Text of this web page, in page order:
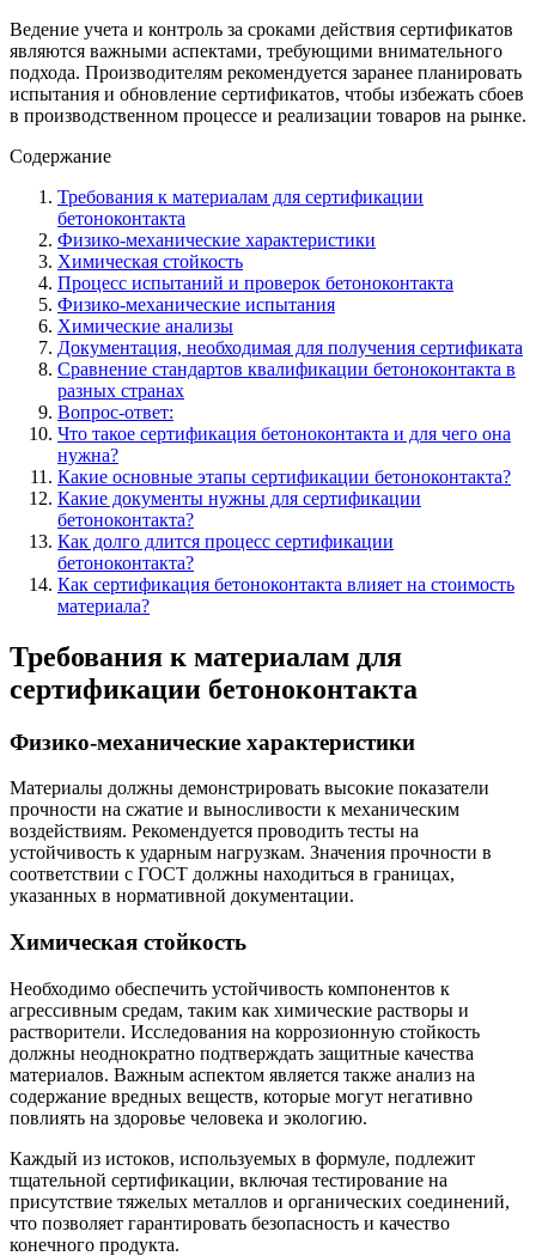
Ведение учета и контроль за сроками действия сертификатов
являются важными аспектами, требующими внимательного
подхода. Производителям рекомендуется заранее планировать
испытания и обновление сертификатов, чтобы избежать сбоев
в производственном процессе и реализации товаров на рынке.
Содержание
Требования к материалам для сертификации
бетоноконтакта
Физико-механические характеристики
Химическая стойкость
Процесс испытаний и проверок бетоноконтакта
Физико-механические испытания
Химические анализы
Документация, необходимая для получения сертификата
Сравнение стандартов квалификации бетоноконтакта в
разных странах
Вопрос-ответ:
Что такое сертификация бетоноконтакта и для чего она
нужна?
Какие основные этапы сертификации бетоноконтакта?
Какие документы нужны для сертификации
бетоноконтакта?
Как долго длится процесс сертификации
бетоноконтакта?
Как сертификация бетоноконтакта влияет на стоимость
материала?
Требования к материалам для
сертификации бетоноконтакта
Физико-механические характеристики
Материалы должны демонстрировать высокие показатели
прочности на сжатие и выносливости к механическим
воздействиям. Рекомендуется проводить тесты на
устойчивость к ударным нагрузкам. Значения прочности в
соответствии с ГОСТ должны находиться в границах,
указанных в нормативной документации.
Химическая стойкость
Необходимо обеспечить устойчивость компонентов к
агрессивным средам, таким как химические растворы и
растворители. Исследования на коррозионную стойкость
должны неоднократно подтверждать защитные качества
материалов. Важным аспектом является также анализ на
содержание вредных веществ, которые могут негативно
повлиять на здоровье человека и экологию.
Каждый из истоков, используемых в формуле, подлежит
тщательной сертификации, включая тестирование на
присутствие тяжелых металлов и органических соединений,
что позволяет гарантировать безопасность и качество
конечного продукта.